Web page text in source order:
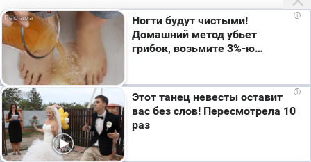
Мы используем cookie. Во время посещения сайта
вы соглашаетесь с тем, что мы обрабатываем
ваши персональные данные с использованием
метрик Яндекс Метрика, top.mail.ru, LiveInternet.
Я согласен
i
Ногти будут чистыми!
Домашний метод убьет
грибок, возьмите 3%-ю…
i
Этот танец невесты оставит
вас без слов! Пересмотрела 10
раз